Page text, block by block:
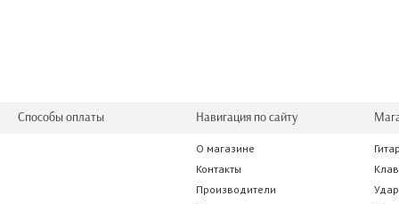
28.00 р.
Fidel
Способы оплаты Навигация по сайту
О магазине
Контакты
Производители